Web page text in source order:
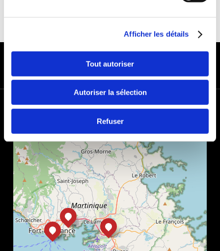
Afficher les détails
Tout autoriser
Autoriser la sélection
Refuser
MODES DE PAIEMENT
+